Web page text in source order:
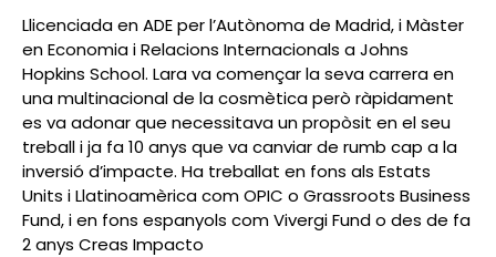
Llicenciada en ADE per l’Autònoma de Madrid, i Màster
en Economia i Relacions Internacionals a Johns
Hopkins School. Lara va començar la seva carrera en
una multinacional de la cosmètica però ràpidament
es va adonar que necessitava un propòsit en el seu
treball i ja fa 10 anys que va canviar de rumb cap a la
inversió d’impacte. Ha treballat en fons als Estats
Units i Llatinoamèrica com OPIC o Grassroots Business
Fund, i en fons espanyols com Vivergi Fund o des de fa
2 anys Creas Impacto